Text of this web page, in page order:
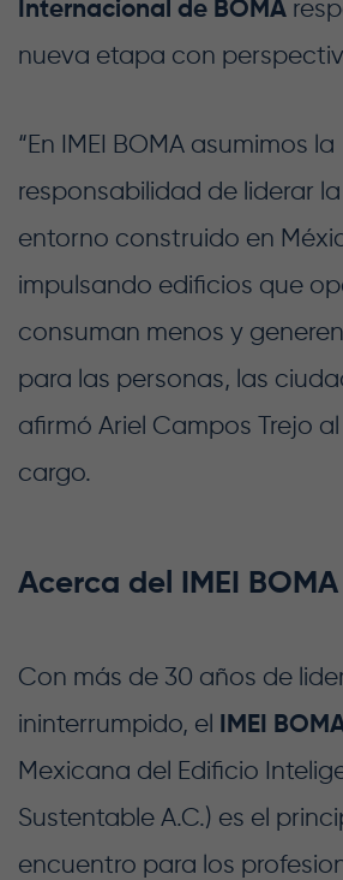
Internacional de BOMA
nueva etapa con
“En IMEI BOMA asumimos la
responsabilidad de liderar
entorno construido en
impulsando edificios que
consuman menos y
para las personas, las
afirmó Ariel Campos Trejo al
cargo.
Acerca del IMEI BOMA
Con más de 30 años de
ininterrumpido, el
IMEI
Mexicana del Edificio
Sustentable A.C.) es el
encuentro para los